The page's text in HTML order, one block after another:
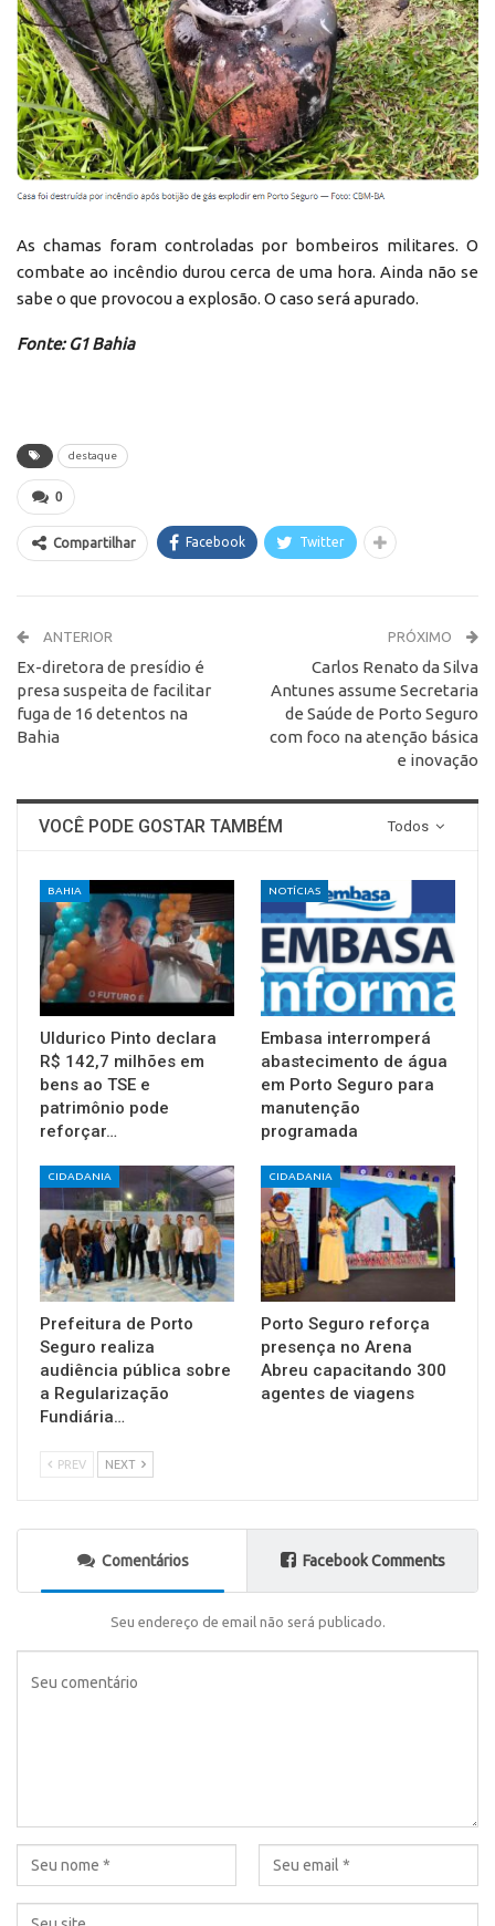
As chamas foram controladas por bombeiros militares. O
combate ao incêndio durou cerca de uma hora. Ainda não se
sabe o que provocou a explosão. O caso será apurado.
Fonte: G1 Bahia
destaque
0
Compartilhar Facebook Twitter
ANTERIOR
Ex-diretora de presídio é
presa suspeita de facilitar
fuga de 16 detentos na
Bahia
PRÓXIMO
Carlos Renato da Silva
Antunes assume Secretaria
de Saúde de Porto Seguro
com foco na atenção básica
e inovação
Todos
VOCÊ PODE GOSTAR TAMBÉM
BAHIA
Uldurico Pinto declara
R$ 142,7 milhões em
bens ao TSE e
patrimônio pode
reforçar…
NOTÍCIAS
Embasa interromperá
abastecimento de água
em Porto Seguro para
manutenção
programada
CIDADANIA
Prefeitura de Porto
Seguro realiza
audiência pública sobre
a Regularização
Fundiária…
CIDADANIA
Porto Seguro reforça
presença no Arena
Abreu capacitando 300
agentes de viagens
PREV NEXT
Comentários Facebook Comments
Seu endereço de email não será publicado.